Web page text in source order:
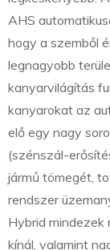
AHS
hogy a szemből
legnagyobb
kanyarvilágítás
kanyarokat az
elő egy nagy
(szénszál-
jármű tömegét,
rendszer
Hybrid
kínál, valamint